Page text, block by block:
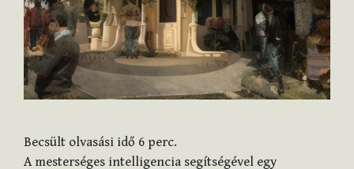
Becsült olvasási idő 6 perc.
A mesterséges intelligencia segítségével egy